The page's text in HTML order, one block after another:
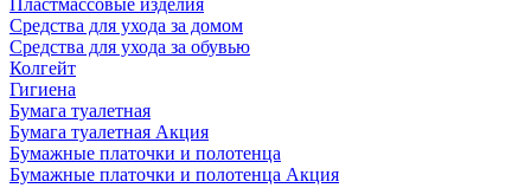
Средства для ухода за домом
Средства для ухода за обувью
Колгейт
Гигиена
Бумага туалетная
Бумага туалетная Акция
Бумажные платочки и полотенца
Бумажные платочки и полотенца Акция